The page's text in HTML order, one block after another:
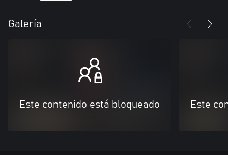
Galería
Este contenido está bloqueado Este